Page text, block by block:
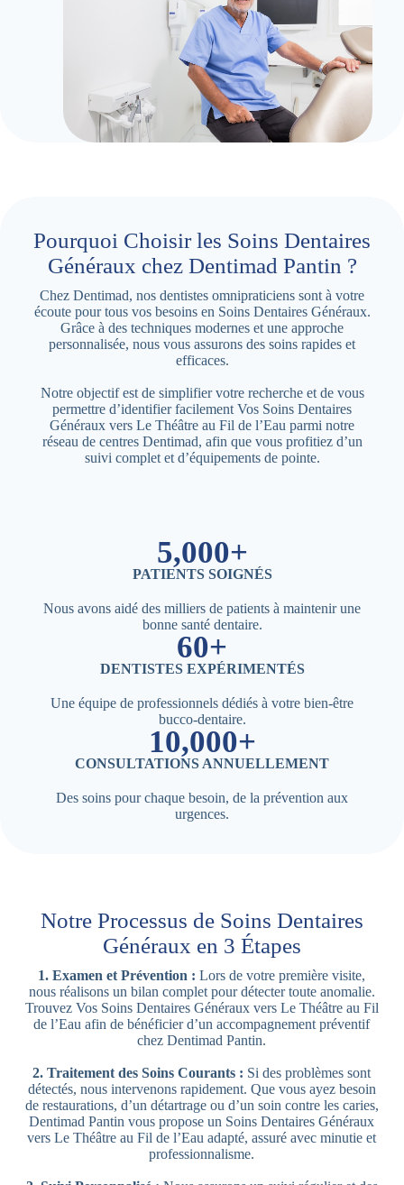
Pourquoi Choisir les Soins Dentaires
Généraux chez Dentimad Pantin ?
Chez Dentimad, nos dentistes omnipraticiens sont à votre
écoute pour tous vos besoins en Soins Dentaires Généraux.
Grâce à des techniques modernes et une approche
personnalisée, nous vous assurons des soins rapides et
efficaces.
Notre objectif est de simplifier votre recherche et de vous
permettre d’identifier facilement Vos Soins Dentaires
Généraux vers Le Théâtre au Fil de l’Eau parmi notre
réseau de centres Dentimad, afin que vous profitiez d’un
suivi complet et d’équipements de pointe.
5,000+
PATIENTS SOIGNÉS
Nous avons aidé des milliers de patients à maintenir une
bonne santé dentaire.
60+
DENTISTES EXPÉRIMENTÉS
Une équipe de professionnels dédiés à votre bien-être
bucco-dentaire.
10,000+
CONSULTATIONS ANNUELLEMENT
Des soins pour chaque besoin, de la prévention aux
urgences.
Notre Processus de Soins Dentaires
Généraux en 3 Étapes
1. Examen et Prévention : Lors de votre première visite,
nous réalisons un bilan complet pour détecter toute anomalie.
Trouvez Vos Soins Dentaires Généraux vers Le Théâtre au Fil
de l’Eau afin de bénéficier d’un accompagnement préventif
chez Dentimad Pantin.
2. Traitement des Soins Courants : Si des problèmes sont
détectés, nous intervenons rapidement. Que vous ayez besoin
de restaurations, d’un détartrage ou d’un soin contre les caries,
Dentimad Pantin vous propose un Soins Dentaires Généraux
vers Le Théâtre au Fil de l’Eau adapté, assuré avec minutie et
professionnalisme.